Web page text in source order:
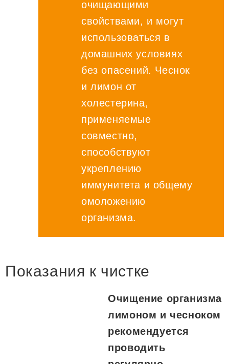
очищающими
свойствами, и могут
использоваться в
домашних условиях
без опасений. Чеснок
и лимон от
холестерина,
применяемые
совместно,
способствуют
укреплению
иммунитета и общему
омоложению
организма.
Показания к чистке
Очищение организма
лимоном и чесноком
рекомендуется
проводить